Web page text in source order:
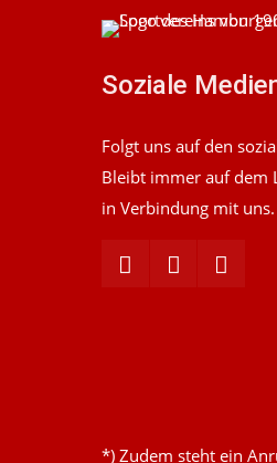
Soziale
Folgt uns auf den
Bleibt immer auf dem
in Verbindung mit uns.
*) Zudem steht ein